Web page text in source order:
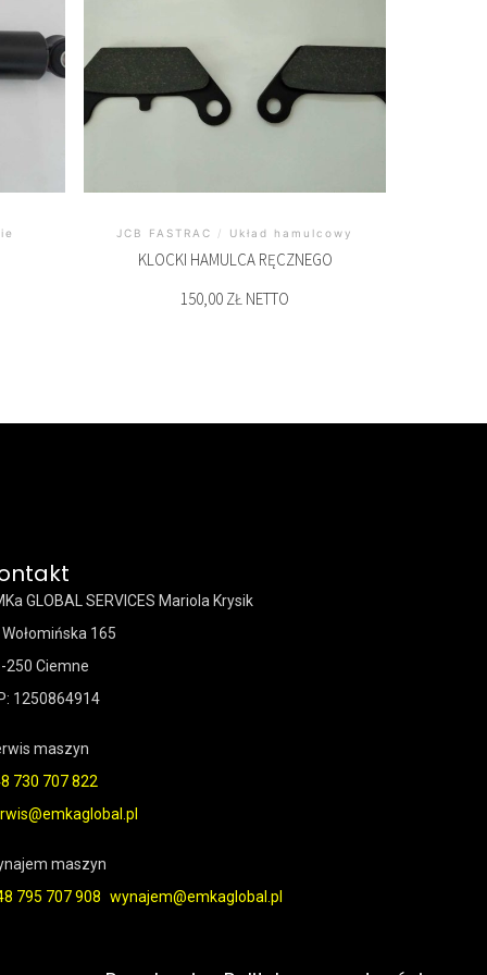
JCB FASTRAC / Układ hamulcowy
KLOCKI HAMULCA RĘCZNEGO
150,00 ZŁ NETTO
GLOBAL SERVICES Mariola Krysik
Wołomińska 165
250 Ciemne
1250864914
maszyn
730 707 822
maszyn
795 707 908 wynajem@emkaglobal.pl